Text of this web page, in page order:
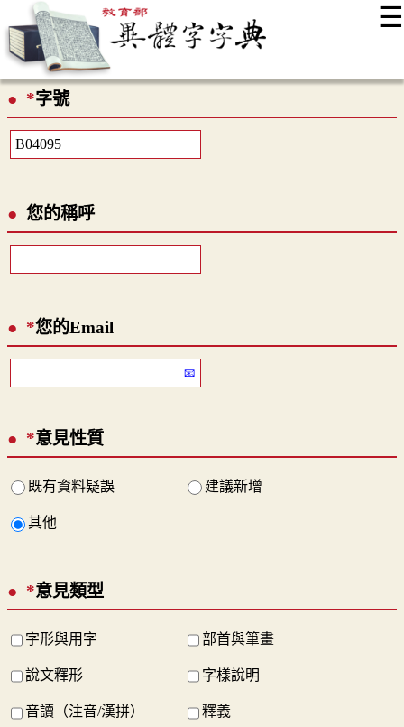
☰
最新消息
*字號
您的稱呼
*您的Email
*意見性質
既有資料疑誤 建議新增
其他
*意見類型
字形與用字 部首與筆畫
說文釋形 字樣說明
音讀（注音/漢拼） 釋義